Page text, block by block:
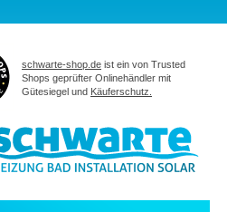
schwarte-shop.de ist ein von Trusted
Shops geprüfter Onlinehändler mit
Gütesiegel und Käuferschutz.